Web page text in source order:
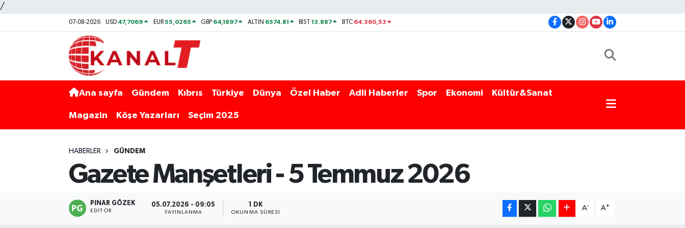
/
07-08-2026 USD 47,7069 EUR55,0265 GBP 64,1897 ALTIN 6574.81 BİST13.887 BTC 64.360,53
Ana sayfa Gündem Kıbrıs Türkiye Dünya Özel Haber Adli Haberler Spor Ekonomi Kültür&Sanat
Magazin Köşe Yazarları Seçim 2025
HABERLER GÜNDEM
Gazete Manşetleri - 5 Temmuz 2026
PINAR GÖZEK
EDITÖR
05.07.2026 - 09:05
YAYINLANMA
1 DK
OKUNMA SÜRESI
A- A+